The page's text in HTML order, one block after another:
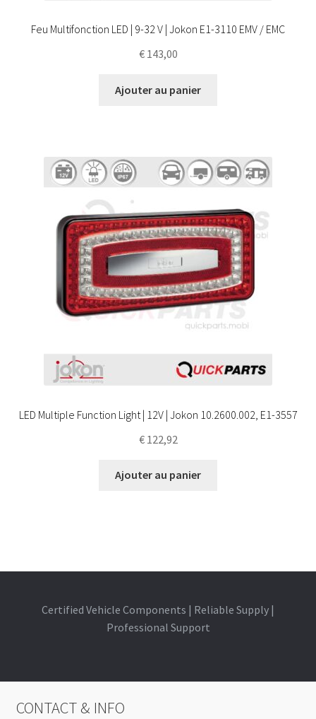
Feu Multifonction LED | 9-32 V | Jokon E1-3110 EMV / EMC
€143,00
Ajouter au panier
LED Multiple Function Light | 12V | Jokon 10.2600.002, E1-3557
€122,92
Ajouter au panier
Certified Vehicle Components | Reliable Supply |
Professional Support
CONTACT & INFO